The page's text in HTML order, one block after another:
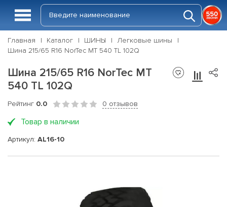
Главная Каталог ШИНЫ
Легковые шины
Шина 215/65 R16 NorTec MT 540 TL 102Q
Шина 215/65 R16 NorTec MT
540 TL 102Q
Рейтинг 0.0 0 отзывов
Товар в наличии
Артикул: AL16-10